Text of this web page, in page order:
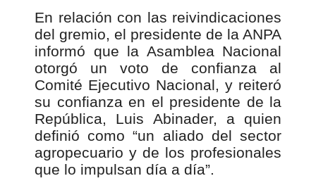
En relación con las reivindicaciones
del gremio, el presidente de la ANPA
informó que la Asamblea Nacional
otorgó un voto de confianza al
Comité Ejecutivo Nacional, y reiteró
su confianza en el presidente de la
República, Luis Abinader, a quien
definió como “un aliado del sector
agropecuario y de los profesionales
que lo impulsan día a día”.